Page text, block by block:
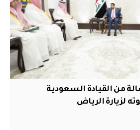
من القيادة السعودية
لزيارة الرياض